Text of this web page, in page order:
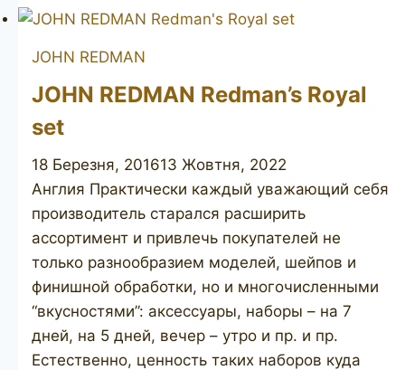
309T
JOHN REDMAN
JOHN REDMAN Redman’s Royal
set
18 Березня, 201613 Жовтня, 2022
Англия Практически каждый уважающий себя
производитель старался расширить
ассортимент и привлечь покупателей не
только разнообразием моделей, шейпов и
финишной обработки, но и многочисленными
“вкусностями”: аксессуары, наборы – на 7
дней, на 5 дней, вечер – утро и пр. и пр.
Естественно, ценность таких наборов куда